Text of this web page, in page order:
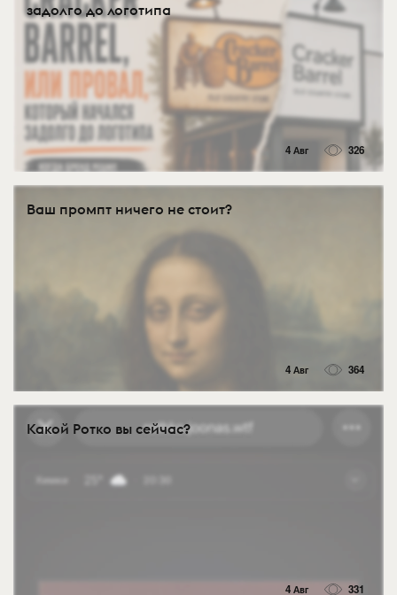
задолго до логотипа
4 Авг 326
Ваш промпт ничего не стоит?
4 Авг 364
Какой Ротко вы сейчас?
4 Авг 331